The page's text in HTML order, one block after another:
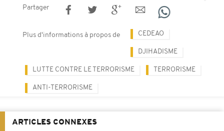
Partager
Plus d'informations à propos de CEDEAO
DJIHADISME
LUTTE CONTRE LE TERRORISME TERRORISME
ANTI-TERRORISME
ARTICLES CONNEXES